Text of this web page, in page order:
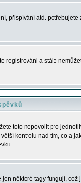
přispívání atd. potřebujete
registrováni a stále
toto nepovolit pro
kontrolu nad tím, co a
jen některé tagy fungují, což